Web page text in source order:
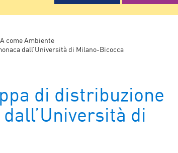
A come Ambiente
dall’Università di Milano-Bicocca
di distribuzione
di